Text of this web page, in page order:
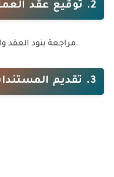
2. توقيع عقد العمل
مراجعة بنود العقد واستكمال متطلبات التوظيف.
3. تقديم المستندات المطلوبة